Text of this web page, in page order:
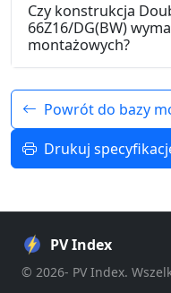
Czy konstrukcja
66Z16/DG(BW)
montażowych?
Powrót do bazy
Drukuj
PV Index
© 2026- PV Index.